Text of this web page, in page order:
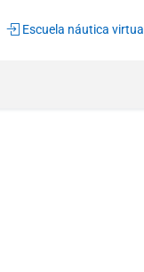
Escuela náutica virtual